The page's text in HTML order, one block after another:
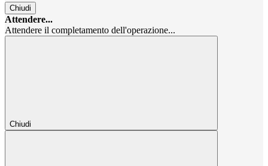
Chiudi
Attendere...
Attendere il completamento dell'operazione...
Chiudi